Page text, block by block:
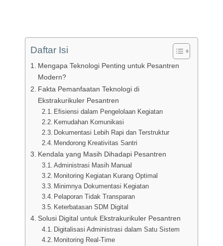
Daftar Isi
Mengapa Teknologi Penting untuk Pesantren
Modern?
Fakta Pemanfaatan Teknologi di
Ekstrakurikuler Pesantren
Efisiensi dalam Pengelolaan Kegiatan
Kemudahan Komunikasi
Dokumentasi Lebih Rapi dan Terstruktur
Mendorong Kreativitas Santri
Kendala yang Masih Dihadapi Pesantren
Administrasi Masih Manual
Monitoring Kegiatan Kurang Optimal
Minimnya Dokumentasi Kegiatan
Pelaporan Tidak Transparan
Keterbatasan SDM Digital
Solusi Digital untuk Ekstrakurikuler Pesantren
Digitalisasi Administrasi dalam Satu Sistem
Monitoring Real-Time